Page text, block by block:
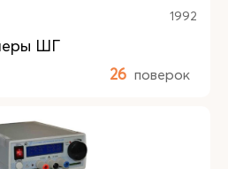
1992
ШГ
26 поверок